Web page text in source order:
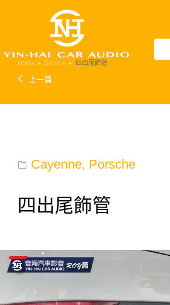
You are here:
Home Service 四出尾飾管
上一篇
Cayenne, Porsche
四出尾飾管